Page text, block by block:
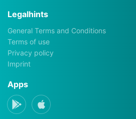
Sprossenbox
Rental (for free)